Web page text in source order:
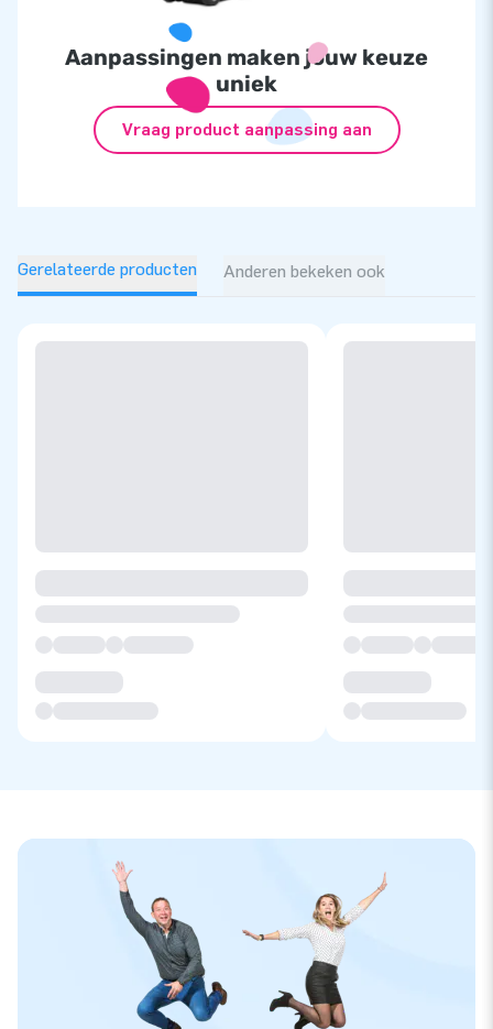
Aanpassingen maken jouw keuze
uniek
Vraag product aanpassing aan
Gerelateerde producten Anderen bekeken ook